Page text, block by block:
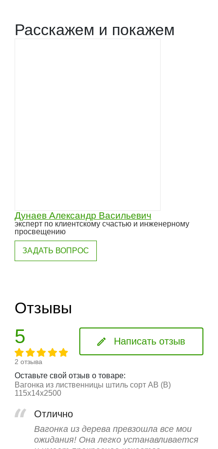
Расскажем и покажем
Дунаев Александр Васильевич
эксперт по клиентскому счастью и инженерному
просвещению
ЗАДАТЬ ВОПРОС
Отзывы
5
2 отзыва
Написать отзыв
Оставьте свой отзыв о товаре:
Вагонка из лиственницы штиль сорт АВ (В)
115x14x2500
Отлично
Вагонка из дерева превзошла все мои
ожидания! Она легко устанавливается